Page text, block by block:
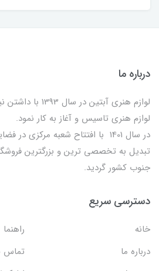
درباره ما
لوازم هنری
لوازم هنری تاسیس و آغاز به کار نمود.
تبدیل به تخصصی ترین و بزرگترین
جنوب کشور گردید.
دسترسی سریع
خانه
راهنما
درباره ما
تماس